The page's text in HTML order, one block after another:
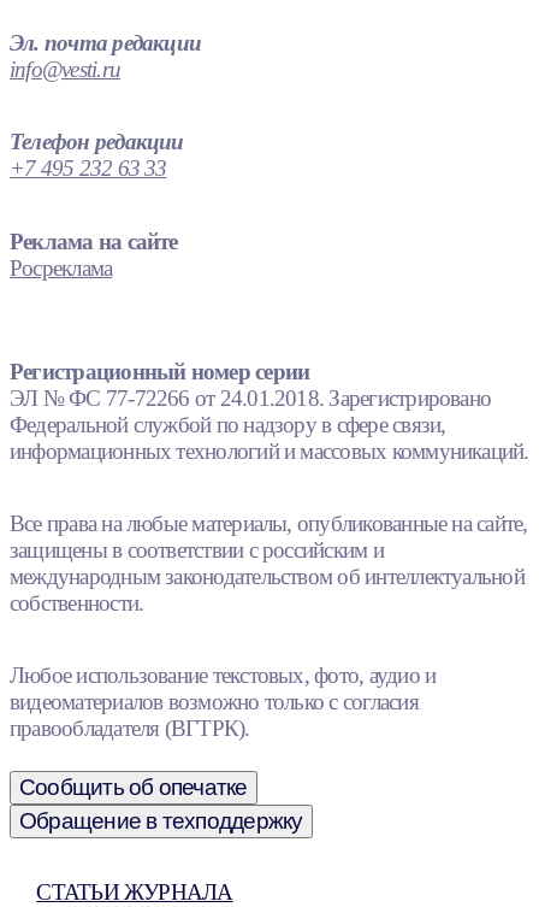
Эл. почта редакции
info@vesti.ru
Телефон редакции
+7 495 232 63 33
Реклама на сайте
Росреклама
Регистрационный номер серии
ЭЛ № ФС 77-72266 от 24.01.2018. Зарегистрировано
Федеральной службой по надзору в сфере связи,
информационных технологий и массовых коммуникаций.
Все права на любые материалы, опубликованные на сайте,
защищены в соответствии с российским и
международным законодательством об интеллектуальной
собственности.
Любое использование текстовых, фото, аудио и
видеоматериалов возможно только с согласия
правообладателя (ВГТРК).
Сообщить об опечатке
Обращение в техподдержку
СТАТЬИ ЖУРНАЛА